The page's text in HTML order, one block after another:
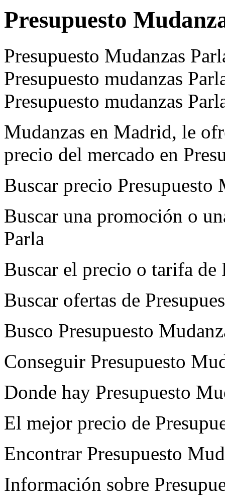
Presupuesto
Presupuesto Mudanzas
Presupuesto mudanzas
Presupuesto mudanzas
Mudanzas en Madrid, le
precio del mercado en
Buscar precio Presupuesto
Buscar una promoción o
Parla
Buscar el precio o tarifa de
Buscar ofertas de
Busco Presupuesto
Conseguir Presupuesto
Donde hay Presupuesto
El mejor precio de
Encontrar Presupuesto
Información sobre